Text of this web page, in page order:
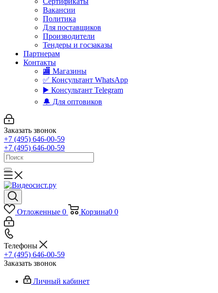
Вакансии
Политика
Для поставщиков
Производители
Тендеры и госзаказы
Партнерам
Контакты
🏬 Магазины
✅️ Консультант WhatsApp
▶️ Консультант Telegram
🔔 Для оптовиков
Заказать звонок
+7 (495) 646-00-59
+7 (495) 646-00-59
Отложенные 0 Корзина0 0
Телефоны
+7 (495) 646-00-59
Заказать звонок
Личный кабинет